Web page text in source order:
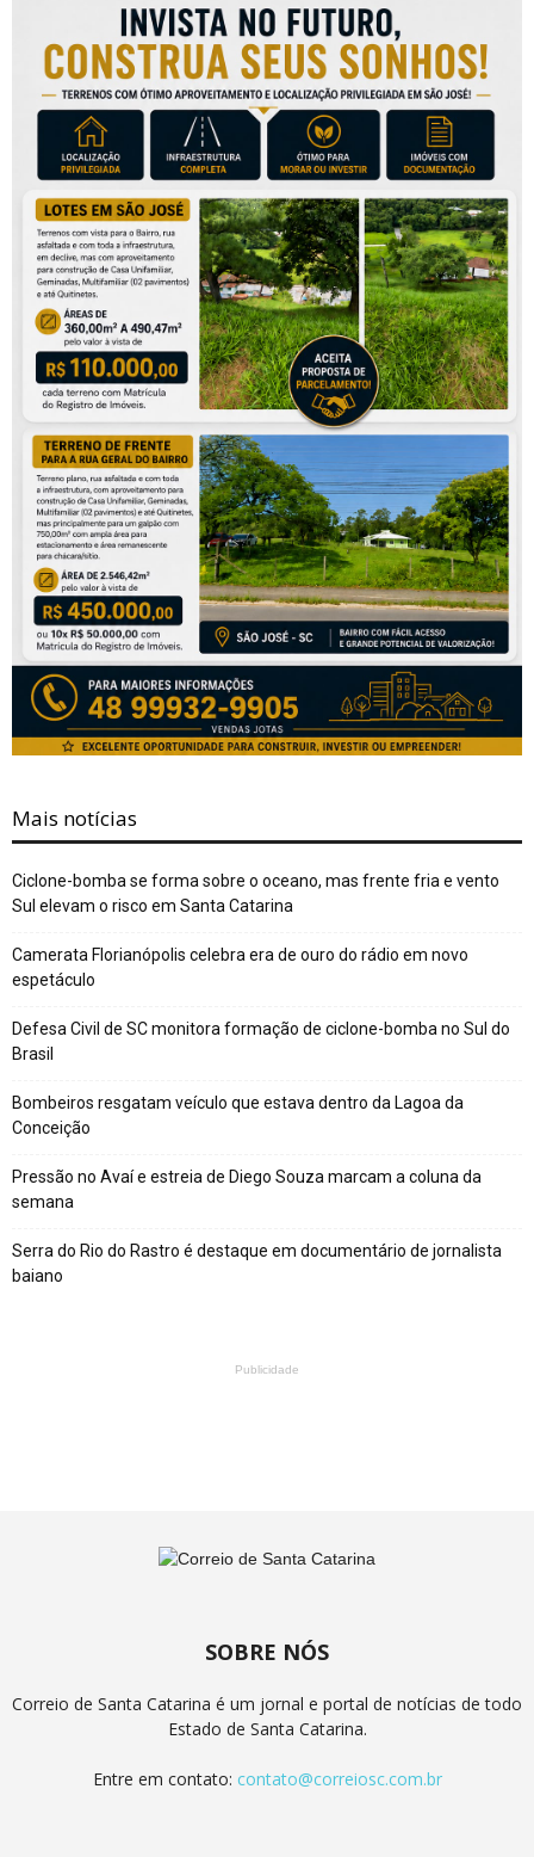
Mais notícias
Ciclone-bomba se forma sobre o oceano, mas frente fria e vento
Sul elevam o risco em Santa Catarina
Camerata Florianópolis celebra era de ouro do rádio em novo
espetáculo
Defesa Civil de SC monitora formação de ciclone-bomba no Sul do
Brasil
Bombeiros resgatam veículo que estava dentro da Lagoa da
Conceição
Pressão no Avaí e estreia de Diego Souza marcam a coluna da
semana
Serra do Rio do Rastro é destaque em documentário de jornalista
baiano
Publicidade
SOBRE NÓS
Correio de Santa Catarina é um jornal e portal de notícias de todo
Estado de Santa Catarina.
Entre em contato: contato@correiosc.com.br